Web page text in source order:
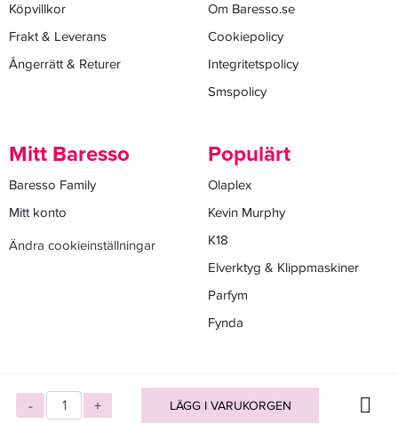
- + LÄGG I VARUKORGEN
Köpvillkor
Frakt & Leverans
Ångerrätt & Returer
Om Baresso.se
Cookiepolicy
Integritetspolicy
Smspolicy
Mitt Baresso
Baresso Family
Mitt konto
Ändra cookieinställningar
Populärt
Olaplex
Kevin Murphy
K18
Elverktyg & Klippmaskiner
Parfym
Fynda